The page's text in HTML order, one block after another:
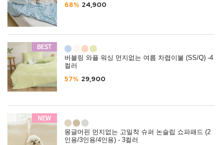
68% 24,900
버블링 와플 워싱 먼지없는 여름 차렵이불 (SS/Q) -4
컬러
57% 29,900
몽글머핀 먼지없는 고밀착 슈퍼 논슬립 쇼파패드 (2
인용/3인용/4인용) - 3컬러